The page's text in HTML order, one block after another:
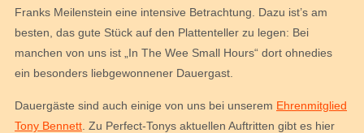
Franks Meilenstein eine intensive Betrachtung. Dazu ist’s am
besten, das gute Stück auf den Plattenteller zu legen: Bei
manchen von uns ist „In The Wee Small Hours“ dort ohnedies
ein besonders liebgewonnener Dauergast.
Dauergäste sind auch einige von uns bei unserem Ehrenmitglied
Tony Bennett . Zu Perfect-Tonys aktuellen Auftritten gibt es hier